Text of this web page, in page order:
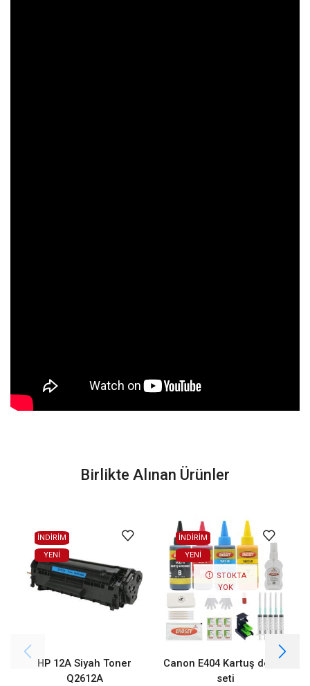
Birlikte Alınan Ürünler
İNDİRİM
YENI
HP 12A Siyah Toner
Q2612A
İNDİRİM
YENI
STOKTA
YOK
Canon E404 Kartuş dolum
seti